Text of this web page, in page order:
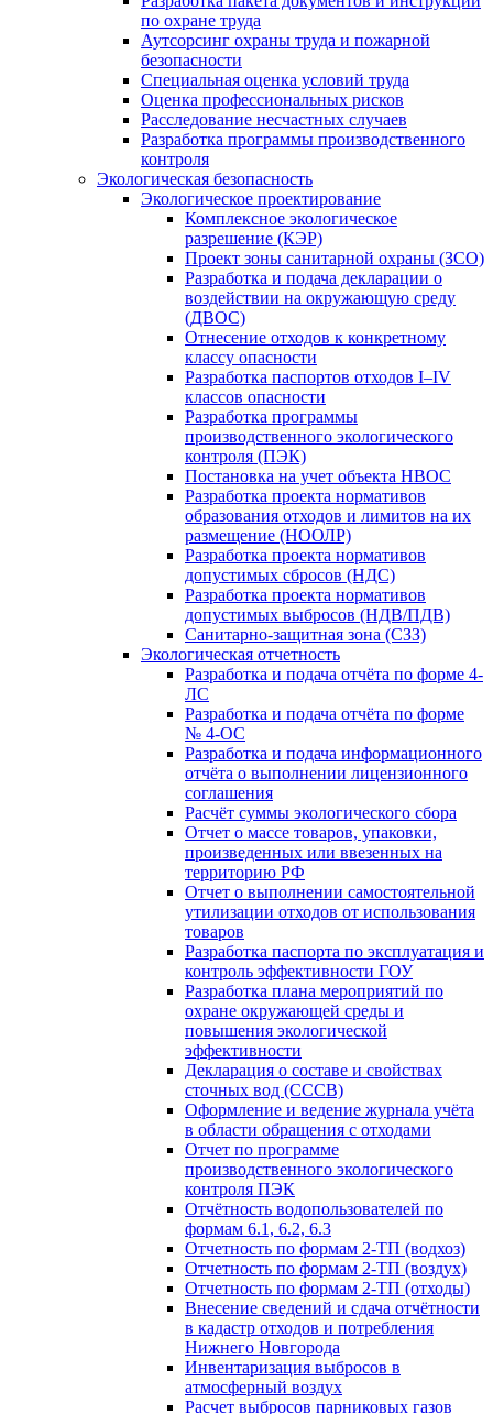
по охране труда
Аутсорсинг охраны труда и пожарной
безопасности
Специальная оценка условий труда
Оценка профессиональных рисков
Расследование несчастных случаев
Разработка программы производственного
контроля
Экологическая безопасность
Экологическое проектирование
Комплексное экологическое
разрешение (КЭР)
Проект зоны санитарной охраны (ЗСО)
Разработка и подача декларации о
воздействии на окружающую среду
(ДВОС)
Отнесение отходов к конкретному
классу опасности
Разработка паспортов отходов I–IV
классов опасности
Разработка программы
производственного экологического
контроля (ПЭК)
Постановка на учет объекта НВОС
Разработка проекта нормативов
образования отходов и лимитов на их
размещение (НООЛР)
Разработка проекта нормативов
допустимых сбросов (НДС)
Разработка проекта нормативов
допустимых выбросов (НДВ/ПДВ)
Санитарно-защитная зона (СЗЗ)
Экологическая отчетность
Разработка и подача отчёта по форме 4-
ЛС
Разработка и подача отчёта по форме
№ 4-ОС
Разработка и подача информационного
отчёта о выполнении лицензионного
соглашения
Расчёт суммы экологического сбора
Отчет о массе товаров, упаковки,
произведенных или ввезенных на
территорию РФ
Отчет о выполнении самостоятельной
утилизации отходов от использования
товаров
Разработка паспорта по эксплуатация и
контроль эффективности ГОУ
Разработка плана мероприятий по
охране окружающей среды и
повышения экологической
эффективности
Декларация о составе и свойствах
сточных вод (СССВ)
Оформление и ведение журнала учёта
в области обращения с отходами
Отчет по программе
производственного экологического
контроля ПЭК
Отчётность водопользователей по
формам 6.1, 6.2, 6.3
Отчетность по формам 2-ТП (водхоз)
Отчетность по формам 2-ТП (воздух)
Отчетность по формам 2-ТП (отходы)
Внесение сведений и сдача отчётности
в кадастр отходов и потребления
Нижнего Новгорода
Инвентаризация выбросов в
атмосферный воздух
Расчет выбросов парниковых газов